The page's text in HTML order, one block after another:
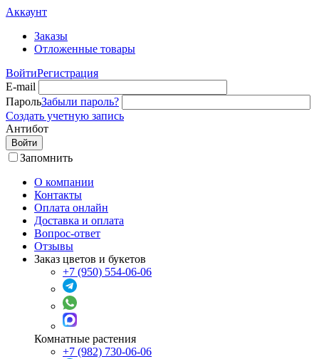
Аккаунт
Заказы
Отложенные товары
ВойтиРегистрация
E-mail
ПарольЗабыли пароль?
Создать учетную запись
Антибот
Войти
Запомнить
О компании
Контакты
Оплата онлайн
Доставка и оплата
Вопрос-ответ
Отзывы
Заказ цветов и букетов
+7 (950) 554-06-06
Комнатные растения
+7 (982) 730-06-06